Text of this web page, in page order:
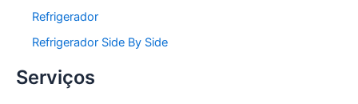
Refrigerador
Refrigerador Side By Side
Serviços